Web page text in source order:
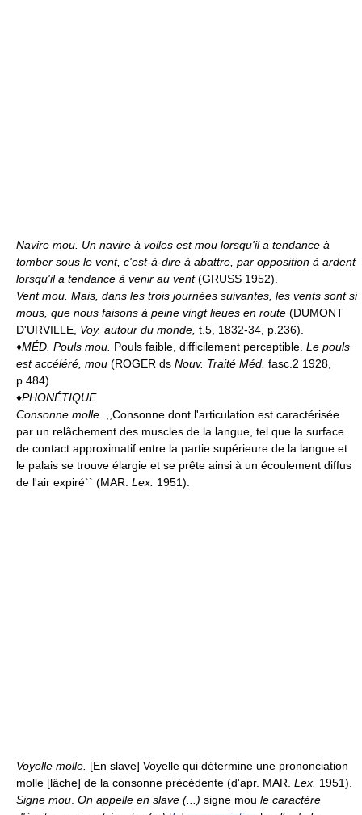
Navire mou. Un navire à voiles est mou lorsqu'il a tendance à
tomber sous le vent, c'est-à-dire à abattre, par opposition à ardent
lorsqu'il a tendance à venir au vent(GRUSS 1952).
Vent mou. Mais, dans les trois journées suivantes, les vents sont si
mous, que nous faisons à peine vingt lieues en route (DUMONT
D'URVILLE, Voy. autour du monde, t.5, 1832-34, p.236).
♦MÉD. Pouls mou. Pouls faible, difficilement perceptible. Le pouls
est accéléré, mou (ROGER ds Nouv. Traité Méd. fasc.2 1928,
p.484).
♦PHONÉTIQUE
Consonne molle.
,,Consonne dont l'articulation est caractérisée
par un relâchement des muscles de la langue, tel que la surface
de contact approximatif entre la partie supérieure de la langue et
le palais se trouve élargie et se prête ainsi à un écoulement diffus
de l'air expiré`` (MAR. Lex. 1951).
Voyelle molle. [En slave] Voyelle qui détermine une prononciation
molle [lâche] de la consonne précédente (d'apr. MAR. Lex. 1951).
Signe mou On appelle en slave (...) signe mou le caractère